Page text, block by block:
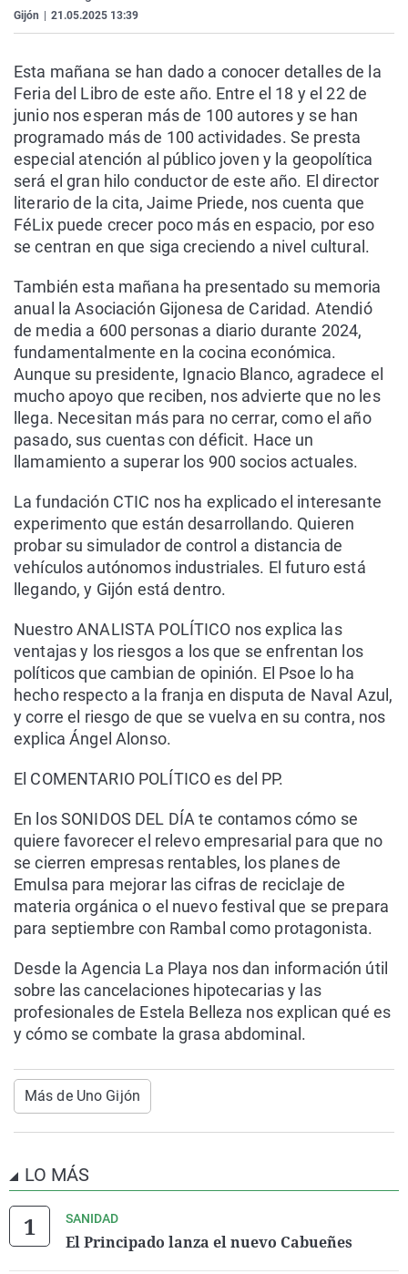
Como el perro y el
Equipo de
Operación Viuda
La Rioja
Navarra
País Vasco
Elecciones
Gijón 21.05.2025 13:39
Esta mañana se han dado a conocer detalles de la
Feria del Libro de este año. Entre el 18 y el 22 de
junio nos esperan más de 100 autores y se han
programado más de 100 actividades. Se presta
especial atención al público joven y la geopolítica
será el gran hilo conductor de este año. El director
literario de la cita, Jaime Priede, nos cuenta que
FéLix puede crecer poco más en espacio, por eso
se centran en que siga creciendo a nivel cultural.
También esta mañana ha presentado su memoria
anual la Asociación Gijonesa de Caridad. Atendió
de media a 600 personas a diario durante 2024,
fundamentalmente en la cocina económica.
Aunque su presidente, Ignacio Blanco, agradece el
mucho apoyo que reciben, nos advierte que no les
llega. Necesitan más para no cerrar, como el año
pasado, sus cuentas con déficit. Hace un
llamamiento a superar los 900 socios actuales.
La fundación CTIC nos ha explicado el interesante
experimento que están desarrollando. Quieren
probar su simulador de control a distancia de
vehículos autónomos industriales. El futuro está
llegando, y Gijón está dentro.
Nuestro ANALISTA POLÍTICO nos explica las
ventajas y los riesgos a los que se enfrentan los
políticos que cambian de opinión. El Psoe lo ha
hecho respecto a la franja en disputa de Naval Azul,
y corre el riesgo de que se vuelva en su contra, nos
explica Ángel Alonso.
El COMENTARIO POLÍTICO es del PP.
En los SONIDOS DEL DÍA te contamos cómo se
quiere favorecer el relevo empresarial para que no
se cierren empresas rentables, los planes de
Emulsa para mejorar las cifras de reciclaje de
materia orgánica o el nuevo festival que se prepara
para septiembre con Rambal como protagonista.
Desde la Agencia La Playa nos dan información útil
sobre las cancelaciones hipotecarias y las
profesionales de Estela Belleza nos explican qué es
y cómo se combate la grasa abdominal.
Más de Uno Gijón
LO MÁS
SANIDAD
El Principado lanza el nuevo Cabueñes